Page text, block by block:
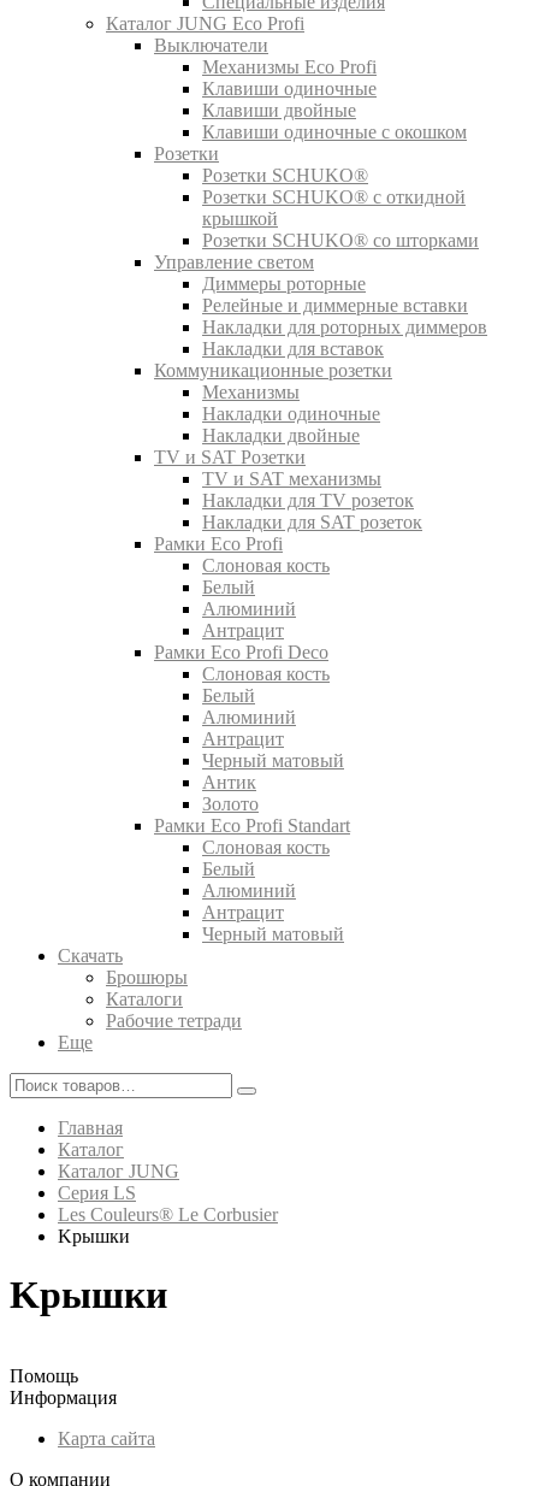
Каталог JUNG Eco Profi
Выключатели
Механизмы Eco Profi
Клавиши одиночные
Клавиши двойные
Клавиши одиночные с окошком
Розетки
Розетки SCHUKO®
Розетки SCHUKO® с откидной
крышкой
Розетки SCHUKO® со шторками
Управление светом
Диммеры роторные
Релейные и диммерные вставки
Накладки для роторных диммеров
Накладки для вставок
Коммуникационные розетки
Механизмы
Накладки одиночные
Накладки двойные
TV и SAT Розетки
TV и SAT механизмы
Накладки для TV розеток
Накладки для SAT розеток
Рамки Eco Profi
Слоновая кость
Белый
Алюминий
Антрацит
Рамки Eco Profi Deco
Слоновая кость
Белый
Алюминий
Антрацит
Черный матовый
Антик
Золото
Рамки Eco Profi Standart
Слоновая кость
Белый
Алюминий
Антрацит
Черный матовый
Скачать
Брошюры
Каталоги
Рабочие тетради
Еще
Главная
Каталог
Каталог JUNG
Серия LS
Les Couleurs® Le Corbusier
Kрышки
Kрышки
Помощь
Информация
Карта сайта
О компании